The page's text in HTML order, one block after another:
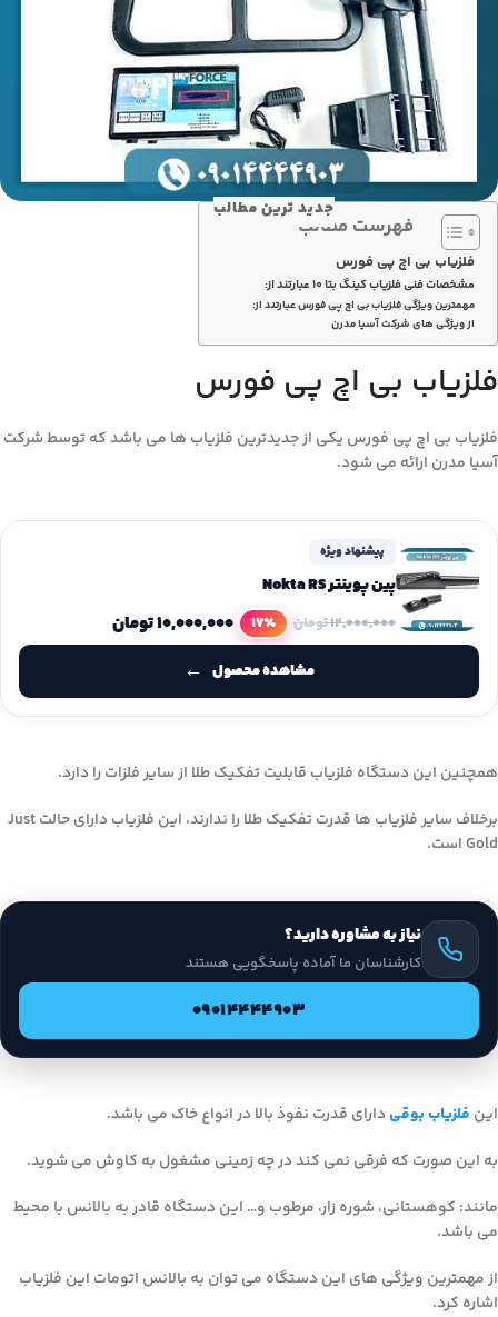
جدید ترین مطالب
فهرست مطالب
فلزیاب بی اچ پی فورس
مشخصات فنی فلزیاب کینگ بتا 10 عبارتند از:
مهمترین ویژگی فلزیاب بی اچ پی فورس عبارتند از:
از ویژگی های شرکت آسیا مدرن
فلزیاب بی اچ پی فورس
فلزیاب بی اچ پی فورس یکی از جدیدترین فلزیاب ها می باشد که توسط شرکت
آسیا مدرن ارائه می شود.
پیشنهاد ویژه
پین پوینتر Nokta RS
۱۲,۰۰۰,۰۰۰تومان 17٪ ۱۰,۰۰۰,۰۰۰تومان
مشاهده محصول
همچنین این دستگاه فلزیاب قابلیت تفکیک طلا از سایر فلزات را دارد.
برخلاف سایر فلزیاب ها قدرت تفکیک طلا را ندارند، این فلزیاب دارای حالت Just
Gold است.
نیاز به مشاوره دارید؟
کارشناسان ما آماده پاسخگویی هستند
09014444903
این فلزیاب بوقیدارای قدرت نفوذ بالا در انواع خاک می باشد.
به این صورت که فرقی نمی کند در چه زمینی مشغول به کاوش می شوید.
مانند: کوهستانی، شوره زار، مرطوب و… این دستگاه قادر به بالانس با محیط
می باشد.
از مهمترین ویژگی های این دستگاه می توان به بالانس اتومات این فلزیاب
اشاره کرد.